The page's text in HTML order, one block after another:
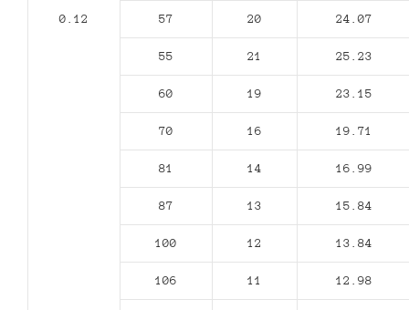
0.12 57 20 24.07
55 21 25.23
60 19 23.15
70 16 19.71
81 14 16.99
87 13 15.84
100 12 13.84
106 11 12.98